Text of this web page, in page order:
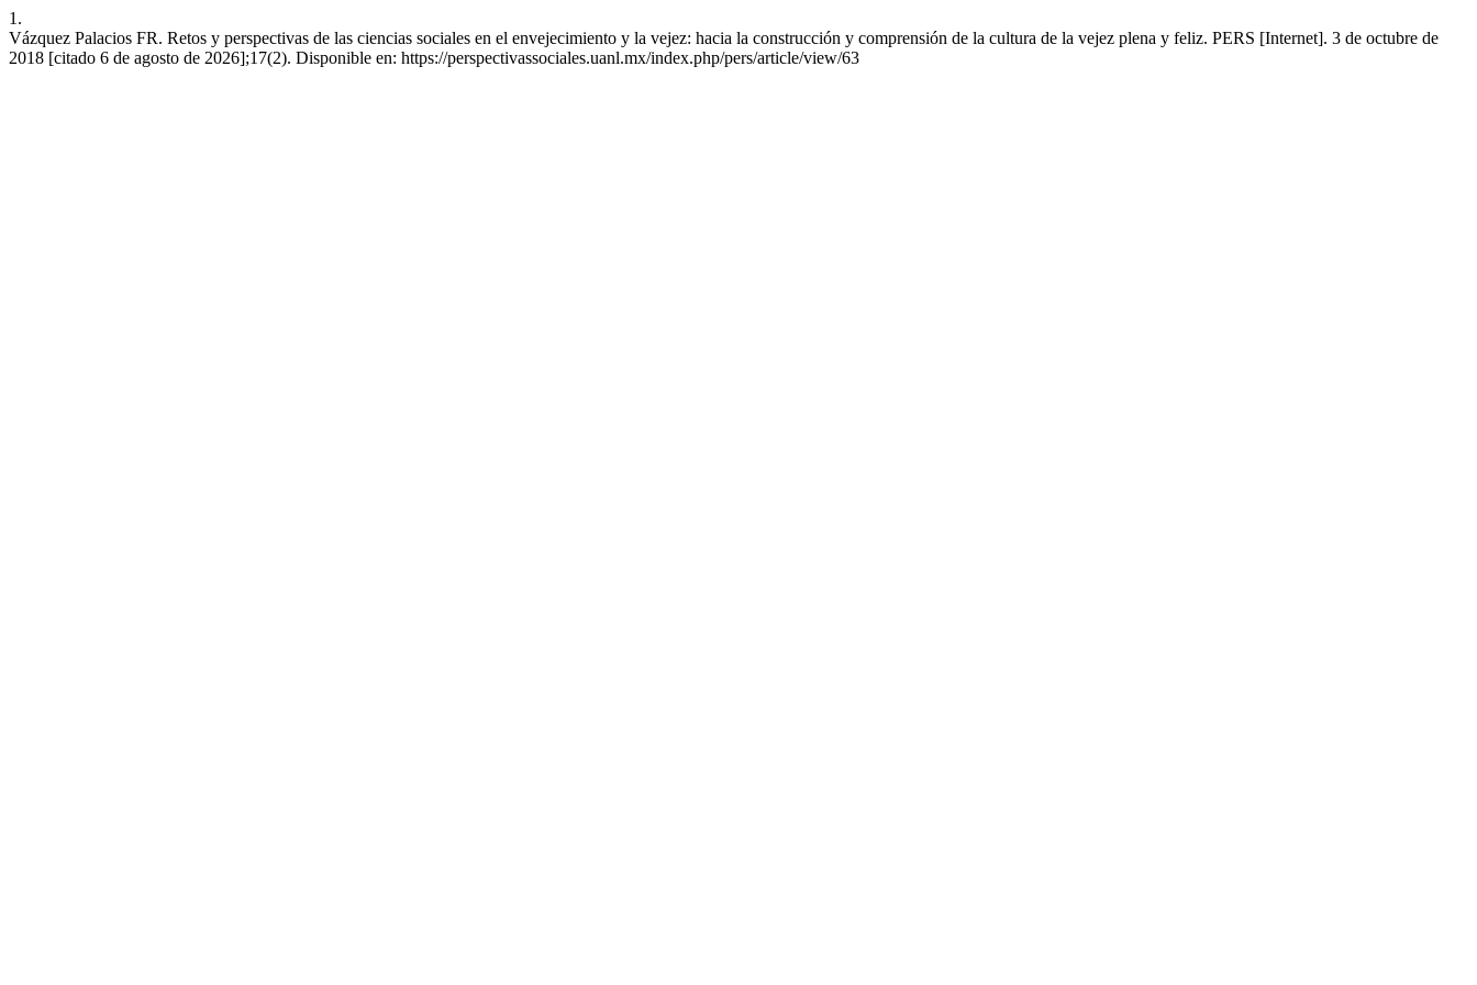
1.
Vázquez Palacios FR. Retos y perspectivas de las ciencias sociales en el envejecimiento y la vejez: hacia la construcción y comprensión de la cultura de la vejez plena y feliz. PERS [Internet]. 3 de octubre de
2018 [citado 6 de agosto de 2026];17(2). Disponible en: https://perspectivassociales.uanl.mx/index.php/pers/article/view/63